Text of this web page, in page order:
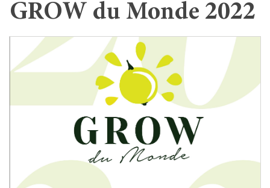
GROW du Monde 2022